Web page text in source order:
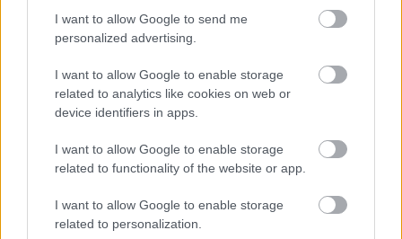
I want to allow Google to send me
personalized advertising.
I want to allow Google to enable storage
related to analytics like cookies on web or
device identifiers in apps.
I want to allow Google to enable storage
related to functionality of the website or app.
I want to allow Google to enable storage
related to personalization.
#fejhallgató
Új Intel procid van? Ezek a
játékok még jobban futnak,